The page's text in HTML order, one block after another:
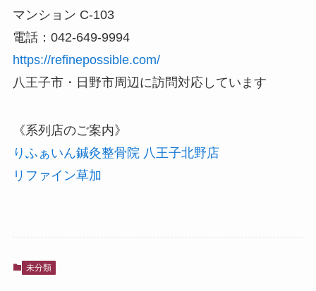
マンション C-103
電話：042-649-9994
https://refinepossible.com/
八王子市・日野市周辺に訪問対応しています
《系列店のご案内》
りふぁいん鍼灸整骨院 八王子北野店
リファイン草加
未分類